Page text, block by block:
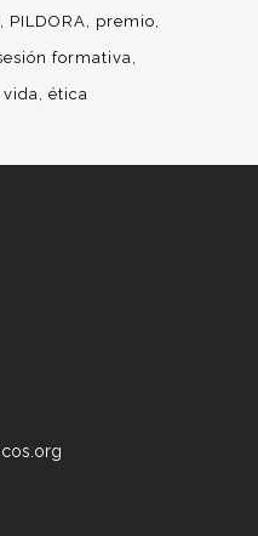
PILDORA
premio
formativa
vida ética